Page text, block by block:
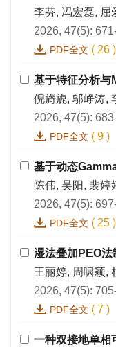
李芬, 冯宏磊, 屈
2026, 47(5):
PDF全文 ( 26 )
基于特征分析与
倪旖旎, 邬峥涛,
2026, 47(5):
PDF全文 ( 9 )
基于动态
陈伟, 吴阳, 裴婷
2026, 47(5):
PDF全文 ( 25 )
湿法叠加PEO
王丽婷, 周啸颖,
2026, 47(5):
PDF全文 ( 7 )
一种双接地单相